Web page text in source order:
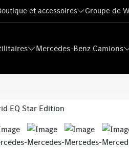
et accessoires Groupe de
Mercedes-Benz Camions